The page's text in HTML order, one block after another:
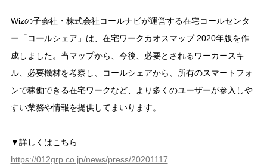
Wizの子会社・株式会社コールナビが運営する在宅コールセンタ
ー「コールシェア」は、在宅ワークカオスマップ 2020年版を作
成しました。当マップから、今後、必要とされるワーカースキ
ル、必要機材を考察し、コールシェアから、所有のスマートフォ
ンで稼働できる在宅ワークなど、より多くのユーザーが参入しや
すい業務や情報を提供してまいります。
▼詳しくはこちら
https://012grp.co.jp/news/press/20201117